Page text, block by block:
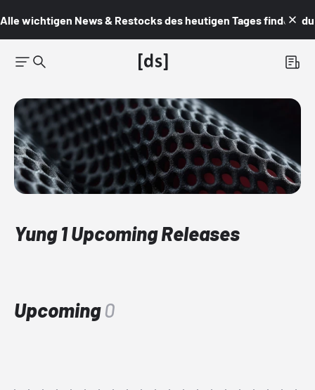
Alle wichtigen News & Restocks des heutigen Tages findest du
Yung 1 Upcoming Releases
Upcoming0